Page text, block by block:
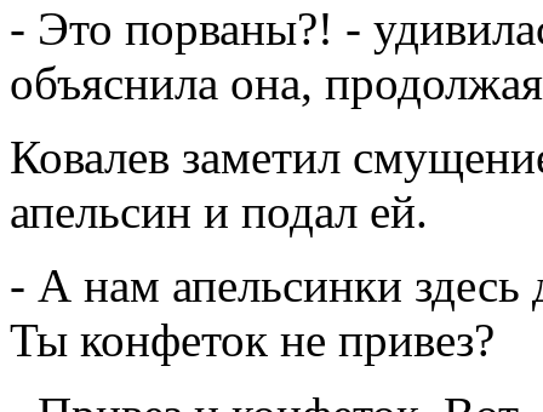
- Это порваны?! -
объяснила она,
Ковалев заметил
апельсин и подал ей.
- А нам апельсинки здесь
Ты конфеток не привез?